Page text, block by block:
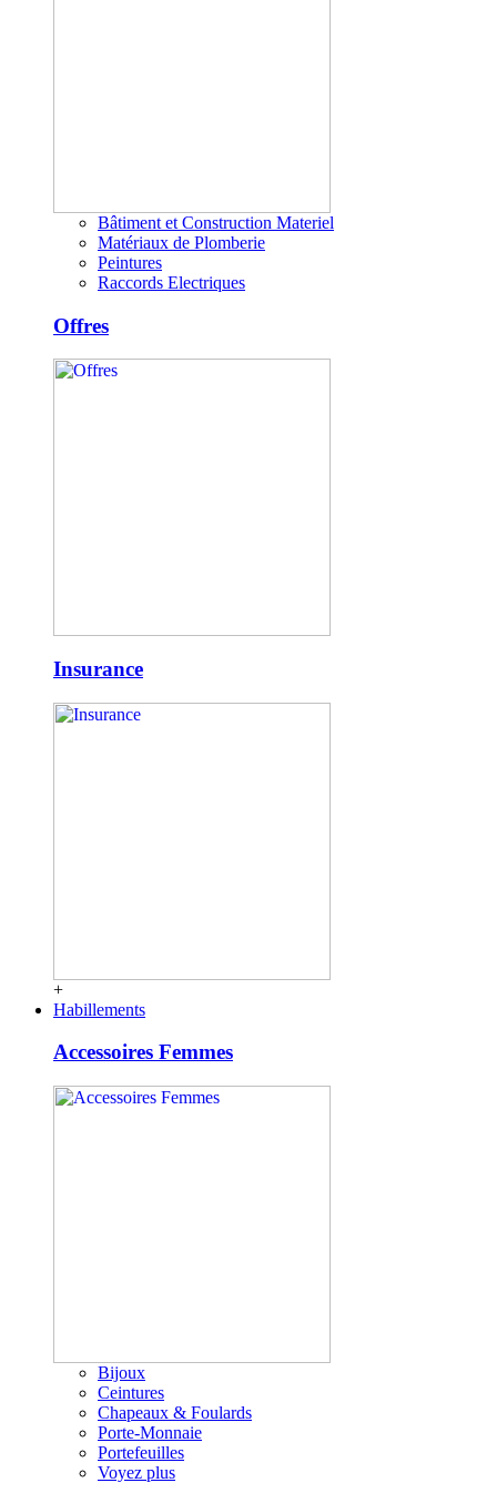
Bâtiment et Construction Materiel
Matériaux de Plomberie
Peintures
Raccords Electriques
Offres
Insurance
+
Habillements
Accessoires Femmes
Bijoux
Ceintures
Chapeaux & Foulards
Porte-Monnaie
Portefeuilles
Voyez plus